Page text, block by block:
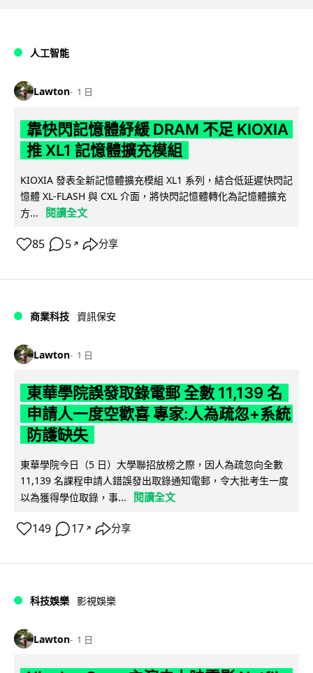
人工智能
Lawton 1 日
靠快閃記憶體紓緩 DRAM 不足 KIOXIA
推 XL1 記憶體擴充模組
KIOXIA 發表全新記憶體擴充模組 XL1 系列，結合低延遲快閃記
憶體 XL-FLASH 與 CXL 介面，將快閃記憶體轉化為記憶體擴充
方...
閱讀全文
85 5 ↗ 分享
商業科技 資訊保安
Lawton 1 日
東華學院誤發取錄電郵 全數 11,139 名
申請人一度空歡喜 專家:人為疏忽+系統
防護缺失
東華學院今日（5 日）大學聯招放榜之際，因人為疏忽向全數
11,139 名課程申請人錯誤發出取錄通知電郵，令大批考生一度
以為獲得學位取錄，事...
閱讀全文
149 17 ↗ 分享
科技娛樂 影視娛樂
Lawton 1 日